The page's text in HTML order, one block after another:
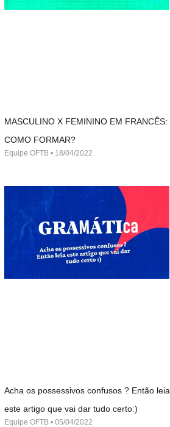
MASCULINO X FEMININO EM FRANCÊS:
COMO FORMAR?
Equipe OFTB 18/04/2022
Acha os possessivos confusos ? Então leia
este artigo que vai dar tudo certo:)
Equipe OFTB 05/04/2022